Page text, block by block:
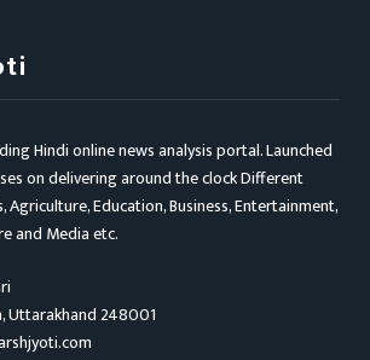
Hindi online news analysis portal. Launched
on delivering around the clock Different
Agriculture, Education, Business, Entertainment,
and Media etc.
Uttarakhand 248001